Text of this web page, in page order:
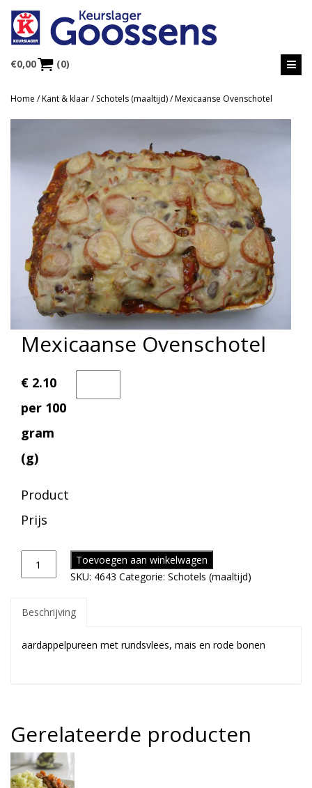
€0,00 (0)
Home /Kant & klaar/Schotels (maaltijd)/ Mexicaanse Ovenschotel
Mexicaanse Ovenschotel
€ 2.10
per 100
gram
(g)
Product
Prijs
Toevoegen aan winkelwagen
SKU: 4643 Categorie: Schotels (maaltijd)
Beschrijving
aardappelpureen met rundsvlees, mais en rode bonen
Gerelateerde producten